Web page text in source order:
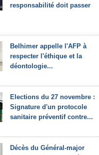
responsabilité doit passer
Belhimer appelle l'AFP à
respecter l'éthique et la
déontologie...
Elections du 27 novembre :
Signature d'un protocole
sanitaire préventif contre...
Décès du Général-major